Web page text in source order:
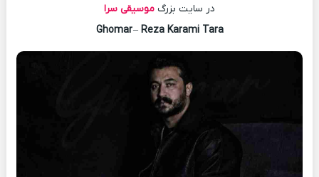
در سایت بزرگ موسیقی سرا
Ghomar– Reza Karami Tara